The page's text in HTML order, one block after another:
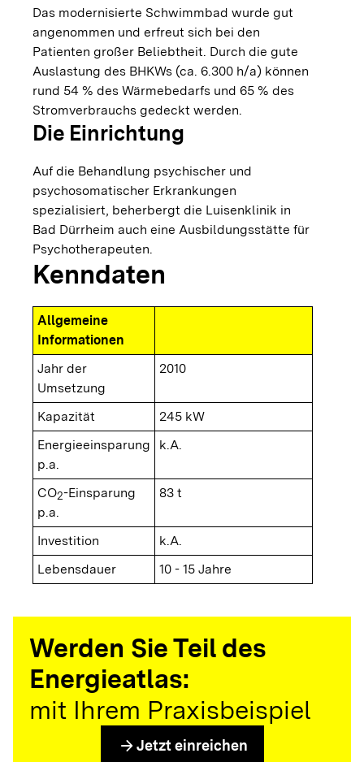
Das modernisierte Schwimmbad wurde gut
angenommen und erfreut sich bei den
Patienten großer Beliebtheit. Durch die gute
Auslastung des BHKWs (ca. 6.300 h/a) können
rund 54 % des Wärmebedarfs und 65 % des
Stromverbrauchs gedeckt werden.
Die Einrichtung
Auf die Behandlung psychischer und
psychosomatischer Erkrankungen
spezialisiert, beherbergt die Luisenklinik in
Bad Dürrheim auch eine Ausbildungsstätte für
Psychotherapeuten.
Kenndaten
Allgemeine
Informationen
Jahr der
Umsetzung
2010
Kapazität
245 kW
Energieeinsparung
p.a.
k.A.
CO2-Einsparung
p.a.
83 t
Investition
k.A.
Lebensdauer
10 - 15 Jahre
Werden Sie Teil des
Energieatlas:
mit Ihrem Praxisbeispiel
arrow_forward Jetzt einreichen